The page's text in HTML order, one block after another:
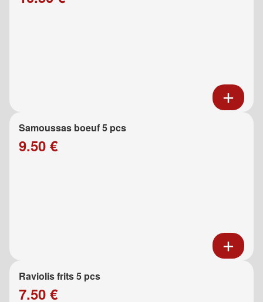
Samoussas boeuf 5 pcs
9.50 €
Raviolis frits 5 pcs
7.50 €